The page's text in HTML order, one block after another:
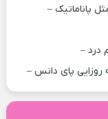
پاناماتیک –
درد –
روزایی پای دانس –